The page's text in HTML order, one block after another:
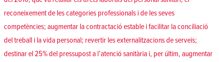
reconeixement de les categories professionals i de les seves
competències; augmentar la contractació estable i facilitar la conciliació
del treball i la vida personal; revertir les externalitzacions de serveis;
destinar el 25% del pressupost a l’atenció sanitària i, per últim, augmentar